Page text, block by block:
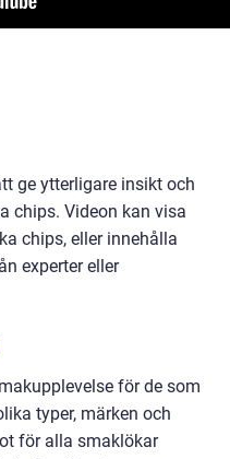
ge ytterligare insikt och
chips. Videon kan visa
chips, eller innehålla
experter eller
för de som
typer, märken och
för alla smaklökar